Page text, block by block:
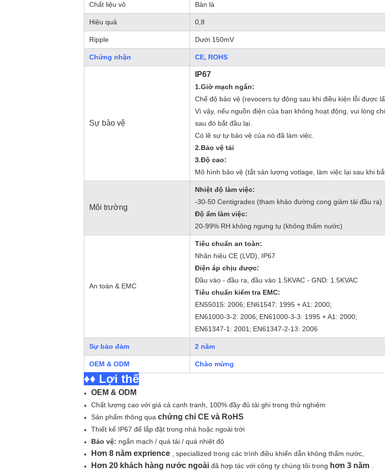
Chất liệu vỏ Bàn là
Hiệu quả 0,8
Ripple Dưới 150mV
Chứng nhận CE, ROHS
Sự bảo vệ
IP67
1.Giờ mạch ngắn:
Chế độ bảo vệ (revocers tự động sau khi điều kiện lỗi được
Vì vậy, nếu nguồn điện của bạn không hoạt động, vui lòng
sau đó bắt đầu lại.
Có lẽ sự tự bảo vệ của nó đã làm việc.
2.Bảo vệ tải
3.Độ cao:
Mô hình bảo vệ (tắt sản lượng votlage, làm việc lại sau khi
Môi trường
Nhiệt độ làm việc:
-30-50 Centigrades (tham khảo đường cong giảm tải đầu ra)
Độ ẩm làm việc:
20-99% RH không ngưng tụ (không thấm nước)
An toàn & EMC
Tiêu chuẩn an toàn:
Nhãn hiệu CE (LVD), IP67
Điện áp chịu được:
Đầu vào - đầu ra, đầu vào 1.5KVAC - GND: 1.5KVAC
Tiêu chuẩn kiểm tra EMC:
EN55015: 2006; EN61547: 1995 + A1: 2000;
EN61000-3-2: 2006; EN61000-3-3: 1995 + A1: 2000;
EN61347-1: 2001; EN61347-2-13: 2006
Sự bảo đảm 2 năm
OEM & ODM Chào mừng
♦♦ Lợi thế
OEM & ODM
Chất lượng cao với giá cả cạnh tranh, 100% đầy đủ tải ghi trong thử nghiệm
Sản phẩm thông qua chứng chỉ CE và RoHS
Thiết kế IP67 để lắp đặt trong nhà hoặc ngoài trời
Bảo vệ: ngắn mạch / quá tải / quá nhiệt độ
Hơn 8 năm exprience , speciallized trong các trình điều khiển dẫn không thấm nước,
Hơn 20 khách hàng nước ngoài đã hợp tác với công ty chúng tôi trong hơn 3 năm